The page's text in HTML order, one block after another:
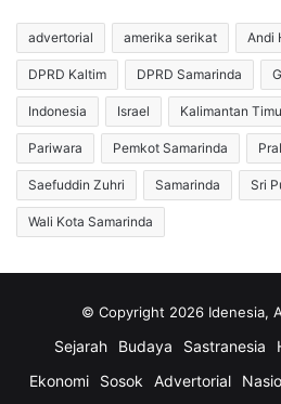
advertorial amerika serikat Andi
DPRD Kaltim DPRD Samarinda
Indonesia Israel Kalimantan
Pariwara Pemkot Samarinda
Saefuddin Zuhri Samarinda Sri
Wali Kota Samarinda
© Copyright 2026 Idenesia,
Sejarah Budaya Sastranesia
Ekonomi
Sosok Advertorial